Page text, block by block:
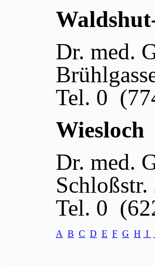
Dr. med.
Tel. 0
Wiesloch
Dr. med.
Schloßstr.
Tel. 0
A B C D E F G H I